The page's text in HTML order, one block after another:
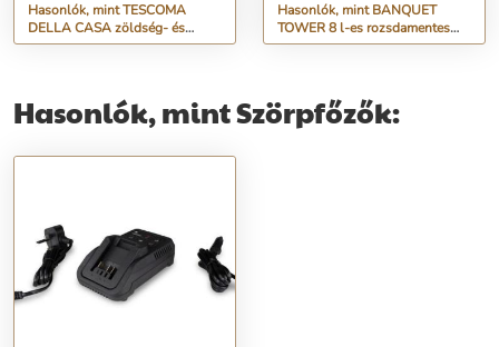
Hasonlók, mint TESCOMA
DELLA CASA zöldség- és
gyümölcslé készítő
Hasonlók, mint BANQUET
TOWER 8 l-es rozsdamentes
acél gyümölcsgőzölő és
Hasonlók, mint Szörpfőzők: